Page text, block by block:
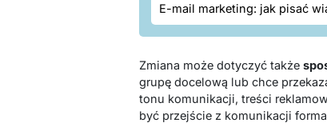
E-mail marketing: jak pisać
Zmiana może dotyczyć także
grupę docelową lub chce
tonu komunikacji, treści
być przejście z komunikacji